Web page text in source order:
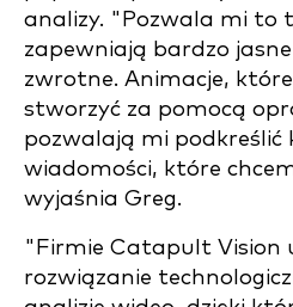
analizy. "Pozwala mi to
zapewniają bardzo
zwrotne. Animacje,
stworzyć za pomocą
pozwalają mi podkreślić
wiadomości, które
wyjaśnia Greg.
"Firmie Catapult Vision
rozwiązanie